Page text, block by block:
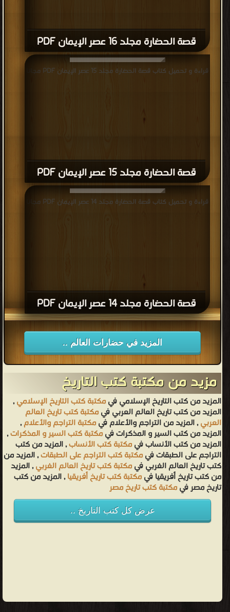
قصة الحضارة مجلد 16 عصر الإيمان PDF
قصة الحضارة مجلد 15 عصر الإيمان PDF
قراءة و تحميل كتاب قصة الحضارة مجلد 15 عصر الإيمان PDF مجانا
قصة الحضارة مجلد 14 عصر الإيمان PDF
قراءة و تحميل كتاب قصة الحضارة مجلد 14 عصر الإيمان PDF مجانا
المزيد في حضارات العالم ..
مزيد من مكتبة كتب التاريخ
المزيد من كتب التاريخ الإسلامي فيمكتبة كتب التاريخ الإسلامي,
المزيد من كتب تاريخ العالم العربي فيمكتبة كتب تاريخ العالم
العربي, المزيد من التراجم والأعلام فيمكتبة التراجم والأعلام,
المزيد من كتب السير و المذكرات فيمكتبة كتب السير و المذكرات,
المزيد من كتب الأنساب فيمكتبة كتب الأنساب, المزيد من كتب
التراجم على الطبقات فيمكتبة كتب التراجم على الطبقات, المزيد من
كتب تاريخ العالم الغربي فيمكتبة كتب تاريخ العالم الغربي, المزيد
من كتب تاريخ أفريقيا فيمكتبة كتب تاريخ أفريقيا, المزيد من كتب
تاريخ مصر فيمكتبة كتب تاريخ مصر
عرض كل كتب التاريخ ..